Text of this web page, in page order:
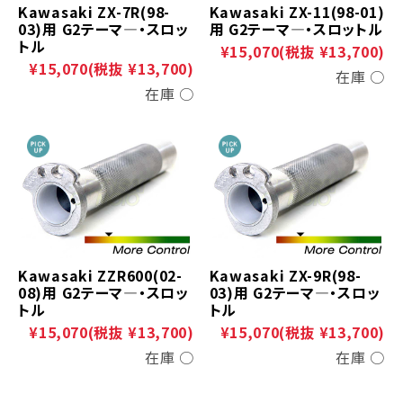
Kawasaki ZX-7R(98-
03)用 G2テーマ―・スロッ
トル
¥15,070(税抜 ¥13,700)
在庫 ○
Kawasaki ZX-11(98-01)
用 G2テーマ―・スロットル
¥15,070(税抜 ¥13,700)
在庫 ○
Kawasaki ZZR600(02-
08)用 G2テーマ―・スロッ
トル
¥15,070(税抜 ¥13,700)
在庫 ○
Kawasaki ZX-9R(98-
03)用 G2テーマ―・スロッ
トル
¥15,070(税抜 ¥13,700)
在庫 ○